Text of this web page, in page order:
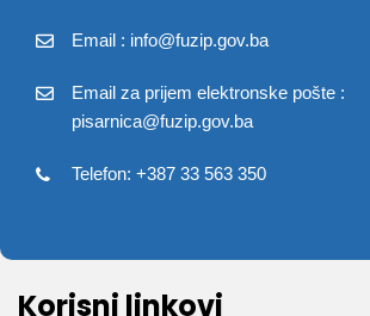
Email : info@fuzip.gov.ba
Email za prijem elektronske pošte :
pisarnica@fuzip.gov.ba
Telefon: +387 33 563 350
Korisni linkovi